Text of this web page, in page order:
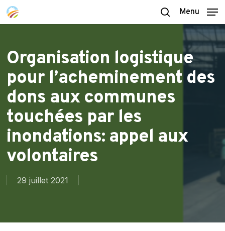
Skip
search
Menu
Organisation logistique
pour l’acheminement des
dons aux communes
touchées par les
inondations: appel aux
volontaires
29 juillet 2021